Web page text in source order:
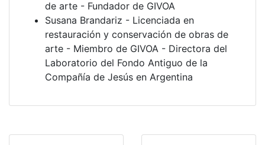
de arte - Fundador de GIVOA
Susana Brandariz - Licenciada en
restauración y conservación de obras de
arte - Miembro de GIVOA - Directora del
Laboratorio del Fondo Antiguo de la
Compañía de Jesús en Argentina